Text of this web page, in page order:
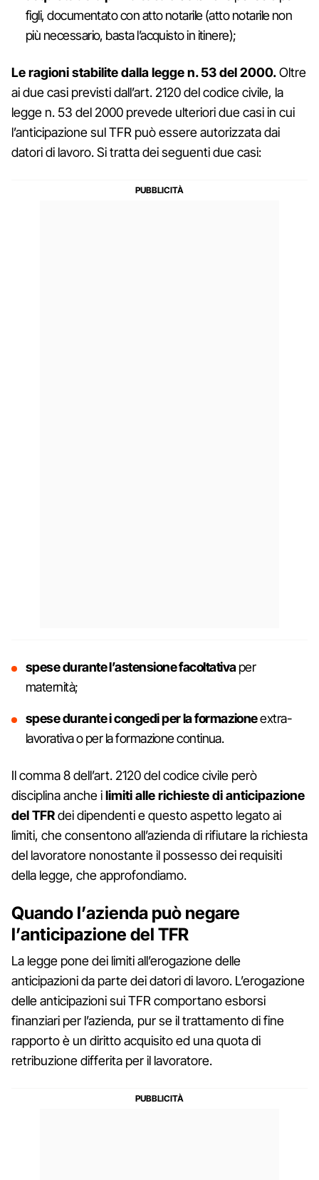
figli, documentato con atto notarile (atto notarile non
più necessario, basta l’acquisto in itinere);
Le ragioni stabilite dalla legge n. 53 del 2000.Oltre
ai due casi previsti dall’art. 2120 del codice civile, la
legge n. 53 del 2000 prevede ulteriori due casi in cui
l’anticipazione sul TFR può essere autorizzata dai
datori di lavoro. Si tratta dei seguenti due casi:
spese durante l’astensione facoltativaper
maternità;
spese durante i congedi per la formazioneextra-
lavorativa o per la formazione continua.
Il comma 8 dell’art. 2120 del codice civile però
disciplina anche ilimiti alle richieste di anticipazione
del TFRdei dipendenti e questo aspetto legato ai
limiti, che consentono all’azienda di rifiutare la richiesta
del lavoratore nonostante il possesso dei requisiti
della legge, che approfondiamo.
Quando l’azienda può negare
l’anticipazione del TFR
La legge pone dei limiti all’erogazione delle
anticipazioni da parte dei datori di lavoro. L’erogazione
delle anticipazioni sui TFR comportano esborsi
finanziari per l’azienda, pur se il trattamento di fine
rapporto è un diritto acquisito ed una quota di
retribuzione differita per il lavoratore.